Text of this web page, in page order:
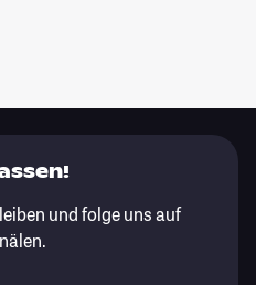
und folge uns auf